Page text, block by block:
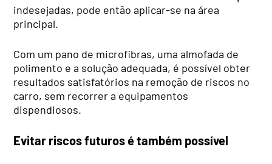
indesejadas, pode então aplicar-se na área
principal.
Com um pano de microfibras, uma almofada de
polimento e a solução adequada, é possível obter
resultados satisfatórios na remoção de riscos no
carro, sem recorrer a equipamentos
dispendiosos.
Evitar riscos futuros é também possível